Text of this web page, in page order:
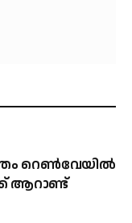
റെണ്‍വേയില്‍
ആറാണ്ട്